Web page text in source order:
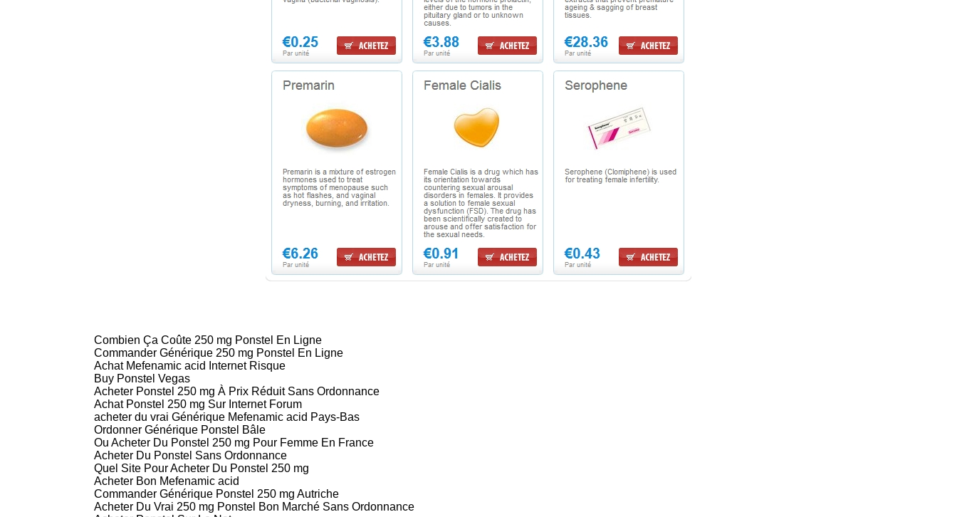
Combien Ça Coûte 250 mg Ponstel En Ligne
Commander Générique 250 mg Ponstel En Ligne
Achat Mefenamic acid Internet Risque
Buy Ponstel Vegas
Acheter Ponstel 250 mg À Prix Réduit Sans Ordonnance
Achat Ponstel 250 mg Sur Internet Forum
acheter du vrai Générique Mefenamic acid Pays-Bas
Ordonner Générique Ponstel Bâle
Ou Acheter Du Ponstel 250 mg Pour Femme En France
Acheter Du Ponstel Sans Ordonnance
Quel Site Pour Acheter Du Ponstel 250 mg
Acheter Bon Mefenamic acid
Commander Générique Ponstel 250 mg Autriche
Acheter Du Vrai 250 mg Ponstel Bon Marché Sans Ordonnance